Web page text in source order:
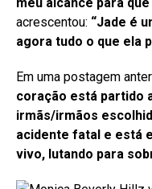
acrescentou: “Jade é
agora tudo o que ela
Em uma postagem
coração está partido
irmãs/irmãos
acidente fatal e está
vivo, lutando para